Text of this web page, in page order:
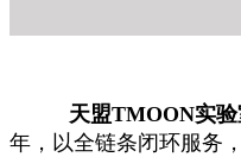
天盟TMOON实验
年，以全链条闭环服务